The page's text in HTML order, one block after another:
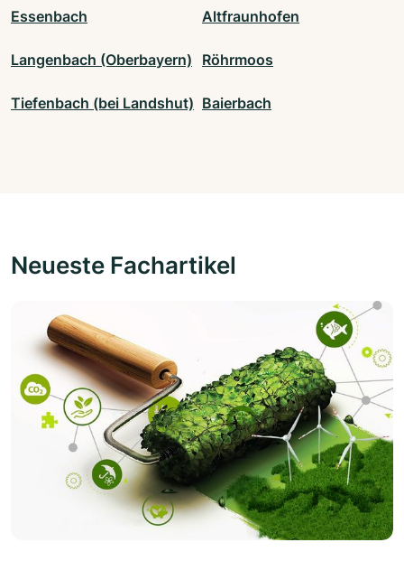
Essenbach Altfraunhofen
Langenbach (Oberbayern) Röhrmoos
Tiefenbach (bei Landshut) Baierbach
Neueste Fachartikel